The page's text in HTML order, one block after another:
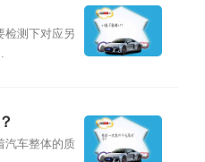
检测下对应另
汽车整体的质